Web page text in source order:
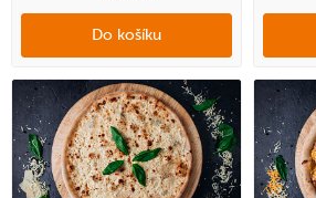
Do košíku